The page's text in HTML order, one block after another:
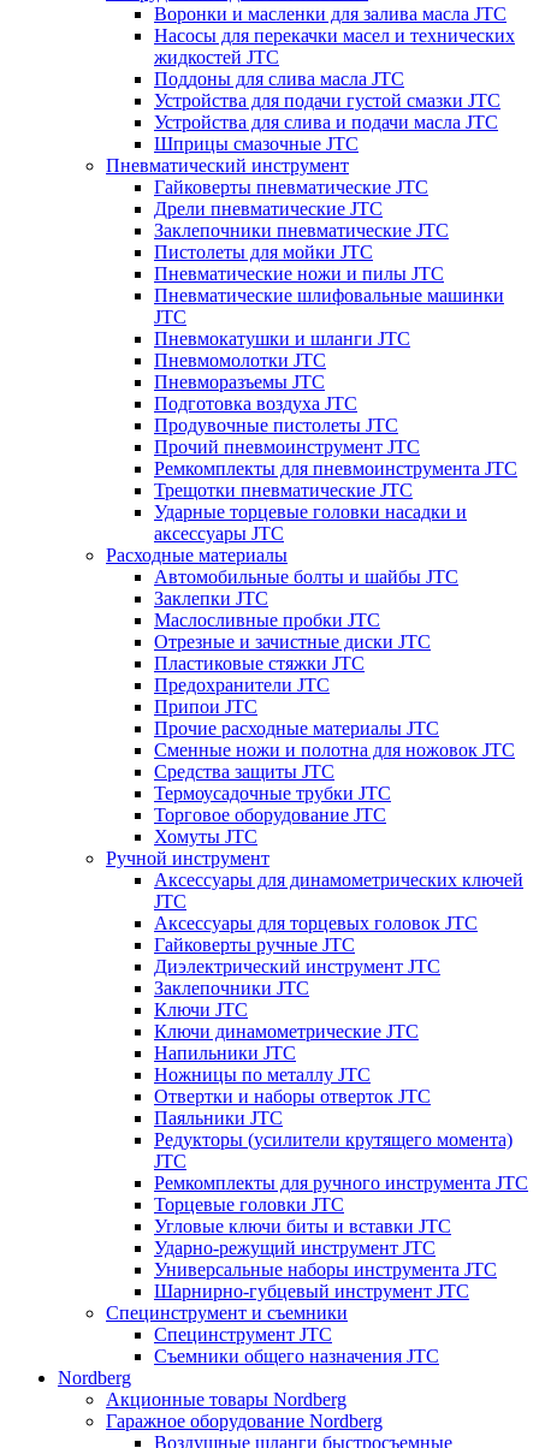
Воронки и масленки для залива масла JTC
Насосы для перекачки масел и технических
жидкостей JTC
Поддоны для слива масла JTC
Устройства для подачи густой смазки JTC
Устройства для слива и подачи масла JTC
Шприцы смазочные JTC
Пневматический инструмент
Гайковерты пневматические JTC
Дрели пневматические JTC
Заклепочники пневматические JTC
Пистолеты для мойки JTC
Пневматические ножи и пилы JTC
Пневматические шлифовальные машинки
JTC
Пневмокатушки и шланги JTC
Пневмомолотки JTC
Пневморазъемы JTC
Подготовка воздуха JTC
Продувочные пистолеты JTC
Прочий пневмоинструмент JTC
Ремкомплекты для пневмоинструмента JTC
Трещотки пневматические JTC
Ударные торцевые головки насадки и
аксессуары JTC
Расходные материалы
Автомобильные болты и шайбы JTC
Заклепки JTC
Маслосливные пробки JTC
Отрезные и зачистные диски JTC
Пластиковые стяжки JTC
Предохранители JTC
Припои JTC
Прочие расходные материалы JTC
Сменные ножи и полотна для ножовок JTC
Средства защиты JTC
Термоусадочные трубки JTC
Торговое оборудование JTC
Хомуты JTC
Ручной инструмент
Аксессуары для динамометрических ключей
JTC
Аксессуары для торцевых головок JTC
Гайковерты ручные JTC
Диэлектрический инструмент JTC
Заклепочники JTC
Ключи JTC
Ключи динамометрические JTC
Напильники JTC
Ножницы по металлу JTC
Отвертки и наборы отверток JTC
Паяльники JTC
Редукторы (усилители крутящего момента)
JTC
Ремкомплекты для ручного инструмента JTC
Торцевые головки JTC
Угловые ключи биты и вставки JTC
Ударно-режущий инструмент JTC
Универсальные наборы инструмента JTC
Шарнирно-губцевый инструмент JTC
Специнструмент и съемники
Специнструмент JTC
Съемники общего назначения JTC
Nordberg
Акционные товары Nordberg
Гаражное оборудование Nordberg
Воздушные шланги быстросъемные